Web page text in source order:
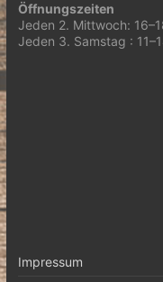
Öffnungszeiten
Jeden 2. Mittwoch:
Jeden 3. Samstag :
Impressum